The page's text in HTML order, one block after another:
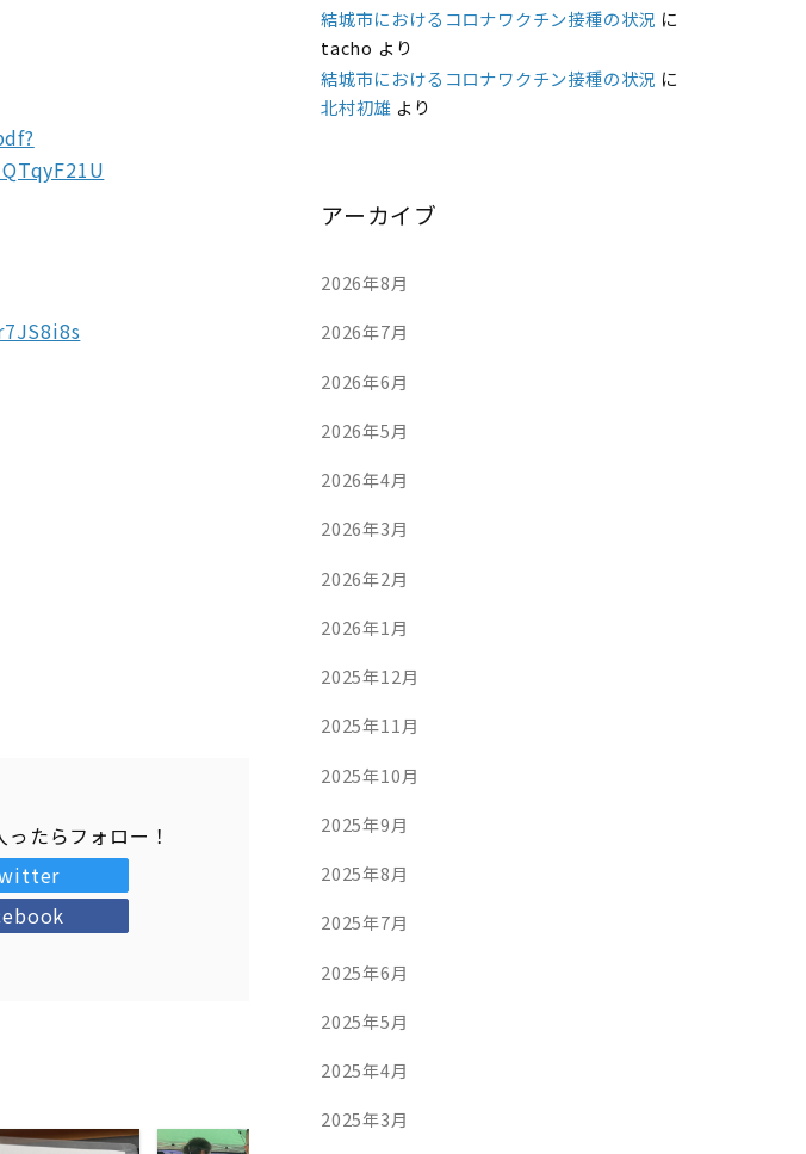
たらフォロー！
結城市におけるコロナワクチン接種の状況 に
tacho より
結城市におけるコロナワクチン接種の状況 に
北村初雄 より
アーカイブ
2026年8月
2026年7月
2026年6月
2026年5月
2026年4月
2026年3月
2026年2月
2026年1月
2025年12月
2025年11月
2025年10月
2025年9月
2025年8月
2025年7月
2025年6月
2025年5月
2025年4月
2025年3月